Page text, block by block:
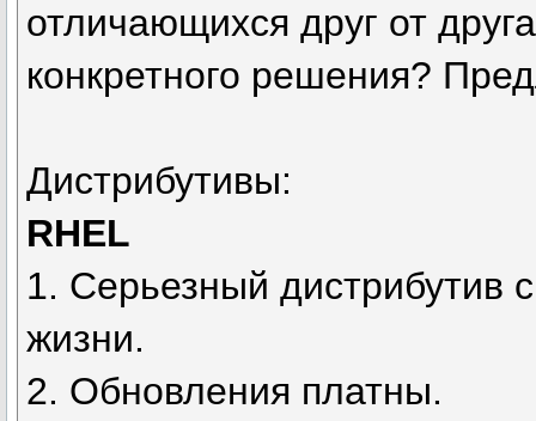
отличающихся друг от
конкретного решения?
Дистрибутивы:
RHEL
1. Серьезный дистрибутив
жизни.
2. Обновления платны.